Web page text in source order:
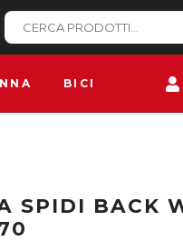
BICI
SPIDI BACK